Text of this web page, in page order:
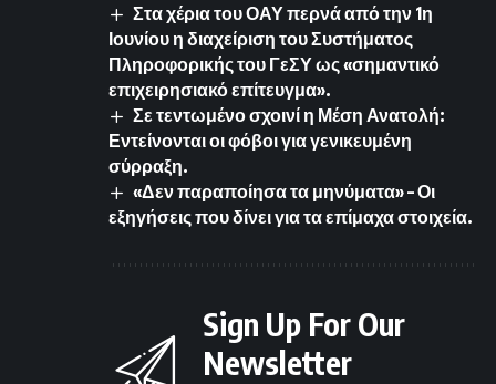
Στα χέρια του ΟΑΥ περνά από την 1η
Ιουνίου η διαχείριση του Συστήματος
Πληροφορικής του ΓεΣΥ ως «σημαντικό
επιχειρησιακό επίτευγμα».
Σε τεντωμένο σχοινί η Μέση Ανατολή:
Εντείνονται οι φόβοι για γενικευμένη
σύρραξη.
«Δεν παραποίησα τα μηνύματα» – Οι
εξηγήσεις που δίνει για τα επίμαχα στοιχεία.
Sign Up For Our
Newsletter